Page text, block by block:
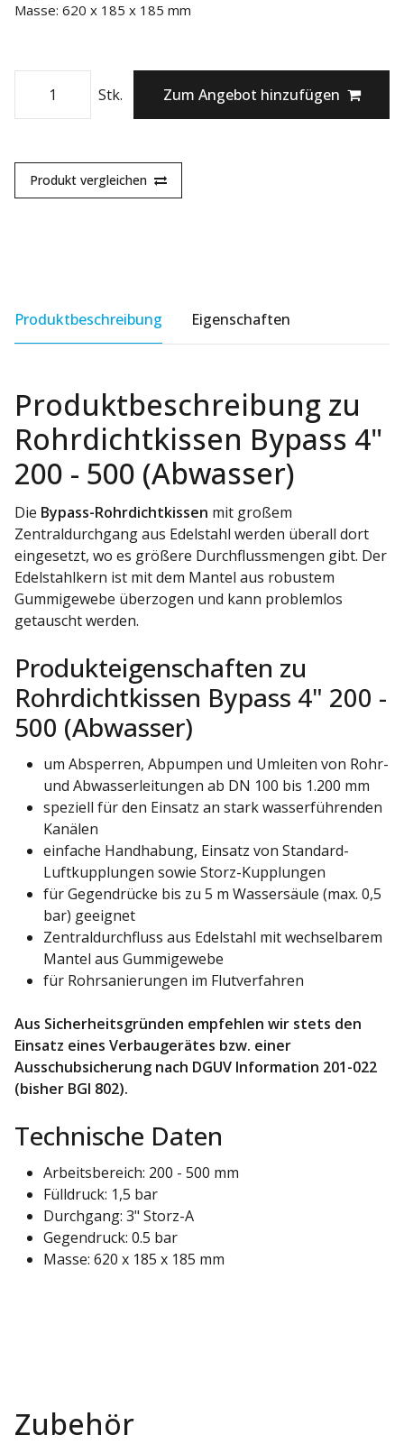
Masse: 620 x 185 x 185 mm
Stk. Zum Angebot hinzufügen
Produkt vergleichen
Produktbeschreibung Eigenschaften
Produktbeschreibung zu
Rohrdichtkissen Bypass 4"
200 - 500 (Abwasser)
Die Bypass-Rohrdichtkissen mit großem
Zentraldurchgang aus Edelstahl werden überall dort
eingesetzt, wo es größere Durchflussmengen gibt. Der
Edelstahlkern ist mit dem Mantel aus robustem
Gummigewebe überzogen und kann problemlos
getauscht werden.
Produkteigenschaften zu
Rohrdichtkissen Bypass 4" 200 -
500 (Abwasser)
um Absperren, Abpumpen und Umleiten von Rohr-
und Abwasserleitungen ab DN 100 bis 1.200 mm
speziell für den Einsatz an stark wasserführenden
Kanälen
einfache Handhabung, Einsatz von Standard-
Luftkupplungen sowie Storz-Kupplungen
für Gegendrücke bis zu 5 m Wassersäule (max. 0,5
bar) geeignet
Zentraldurchfluss aus Edelstahl mit wechselbarem
Mantel aus Gummigewebe
für Rohrsanierungen im Flutverfahren
Aus Sicherheitsgründen empfehlen wir stets den
Einsatz eines Verbaugerätes bzw. einer
Ausschubsicherung nach DGUV Information 201-022
(bisher BGI 802).
Technische Daten
Arbeitsbereich: 200 - 500 mm
Fülldruck: 1,5 bar
Durchgang: 3" Storz-A
Gegendruck: 0.5 bar
Masse: 620 x 185 x 185 mm
Zubehör